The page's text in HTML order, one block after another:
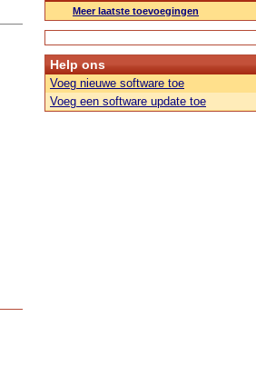
Meer laatste toevoegingen
Help ons
Voeg nieuwe software toe
Voeg een software update toe